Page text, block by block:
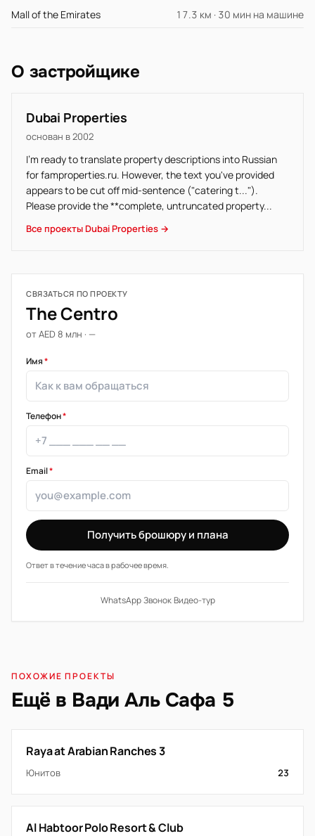
Mall of the Emirates 17.3 км · 30 мин на машине
О застройщике
Dubai Properties
основан в 2002
I'm ready to translate property descriptions into Russian
for famproperties.ru. However, the text you've provided
appears to be cut off mid-sentence ("catering t...").
Please provide the **complete, untruncated property...
Все проекты Dubai Properties →
СВЯЗАТЬСЯ ПО ПРОЕКТУ
The Centro
от AED 8 млн · —
Имя*
Телефон*
Email*
Получить брошюру и плана
Ответ в течение часа в рабочее время.
WhatsApp·Звонок·Видео-тур
ПОХОЖИЕ ПРОЕКТЫ
Ещё в Вади Аль Сафа 5
Raya at Arabian Ranches 3
Юнитов 23
Al Habtoor Polo Resort & Club